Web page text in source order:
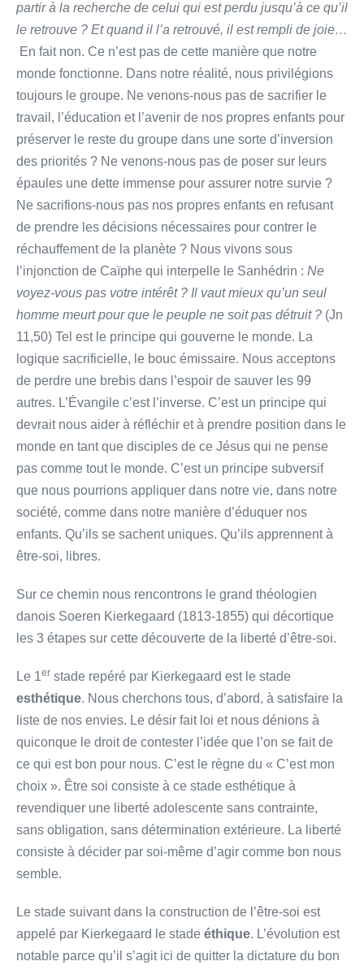
partir à la recherche de celui qui est perdu jusqu’à ce qu’il
le retrouve ? Et quand il l’a retrouvé, il est rempli de joie…
En fait non. Ce n’est pas de cette manière que notre
monde fonctionne. Dans notre réalité, nous privilégions
toujours le groupe. Ne venons-nous pas de sacrifier le
travail, l’éducation et l’avenir de nos propres enfants pour
préserver le reste du groupe dans une sorte d’inversion
des priorités ? Ne venons-nous pas de poser sur leurs
épaules une dette immense pour assurer notre survie ?
Ne sacrifions-nous pas nos propres enfants en refusant
de prendre les décisions nécessaires pour contrer le
réchauffement de la planète ? Nous vivons sous
l’injonction de Caïphe qui interpelle le Sanhédrin : Ne
voyez-vous pas votre intérêt ? Il vaut mieux qu’un seul
homme meurt pour que le peuple ne soit pas détruit ? (Jn
11,50) Tel est le principe qui gouverne le monde. La
logique sacrificielle, le bouc émissaire. Nous acceptons
de perdre une brebis dans l’espoir de sauver les 99
autres. L’Évangile c’est l’inverse. C’est un principe qui
devrait nous aider à réfléchir et à prendre position dans le
monde en tant que disciples de ce Jésus qui ne pense
pas comme tout le monde. C’est un principe subversif
que nous pourrions appliquer dans notre vie, dans notre
société, comme dans notre manière d’éduquer nos
enfants. Qu’ils se sachent uniques. Qu’ils apprennent à
être-soi, libres.
Sur ce chemin nous rencontrons le grand théologien
danois Soeren Kierkegaard (1813-1855) qui décortique
les 3 étapes sur cette découverte de la liberté d’être-soi.
Le 1er stade repéré par Kierkegaard est le stade
esthétique. Nous cherchons tous, d’abord, à satisfaire la
liste de nos envies. Le désir fait loi et nous dénions à
quiconque le droit de contester l’idée que l’on se fait de
ce qui est bon pour nous. C’est le règne du « C’est mon
choix ». Être soi consiste à ce stade esthétique à
revendiquer une liberté adolescente sans contrainte,
sans obligation, sans détermination extérieure. La liberté
consiste à décider par soi-même d’agir comme bon nous
semble.
Le stade suivant dans la construction de l’être-soi est
appelé par Kierkegaard le stade éthique. L’évolution est
notable parce qu’il s’agit ici de quitter la dictature du bon